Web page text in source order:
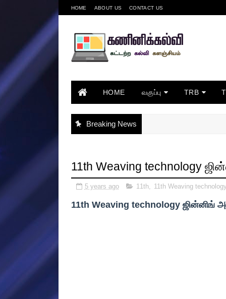
HOME ABOUT US CONTACT US
HOME வகுப்பு TRB
Breaking News
11th Weaving technology
5 years ago 11th, 11th Weaving technology
11th Weaving technology ஜின்னிங்